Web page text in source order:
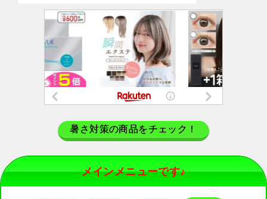
暑さ対策の商品をチェック！
メインメニューです♪